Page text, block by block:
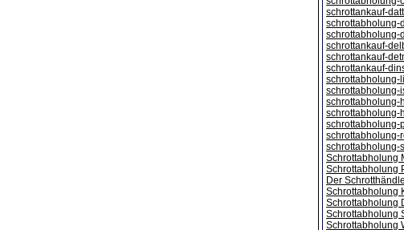
schrottankauf-
schrottabholung-
schrottabholung-
schrottankauf-
schrottankauf-
schrottankauf-
schrottabholung-
schrottabholung-
schrottabholung-
schrottabholung-
schrottabholung-
schrottabholung-
schrottabholung-
Schrottabholung
Schrottabholung
Der
Schrottabholung
Schrottabholung
Schrottabholung
Schrottabholung